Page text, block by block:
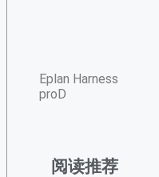
Eplan Harness
proD
阅读推荐